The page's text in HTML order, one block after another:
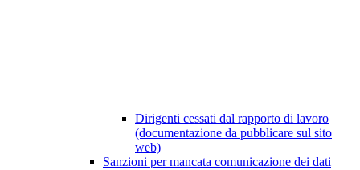
Dirigenti cessati dal rapporto di lavoro
(documentazione da pubblicare sul sito
web)
Sanzioni per mancata comunicazione dei dati